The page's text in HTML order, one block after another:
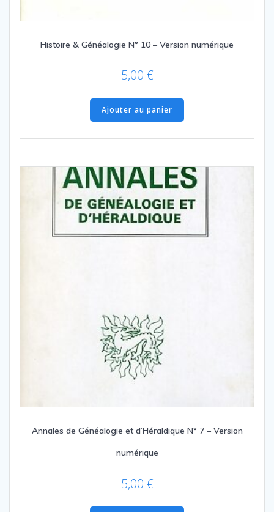
Histoire & Généalogie N° 10 – Version numérique
5,00 €
Ajouter au panier
Annales de Généalogie et d’Héraldique N° 7 – Version
numérique
5,00 €